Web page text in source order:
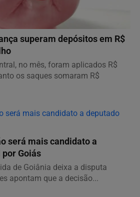
superam depósitos em R$
no mês, foram aplicados R$
os saques somaram R$
será mais candidato a
Goiás
de Goiânia deixa a disputa
apontam que a decisão...